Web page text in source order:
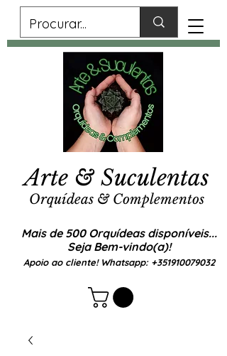
Mais de 500 Orquídeas disponíveis...
Seja Bem-vindo(a)!
Apoio ao cliente! Whatsapp: +351910079032
Arte & Suculentas
Orquídeas & Complementos